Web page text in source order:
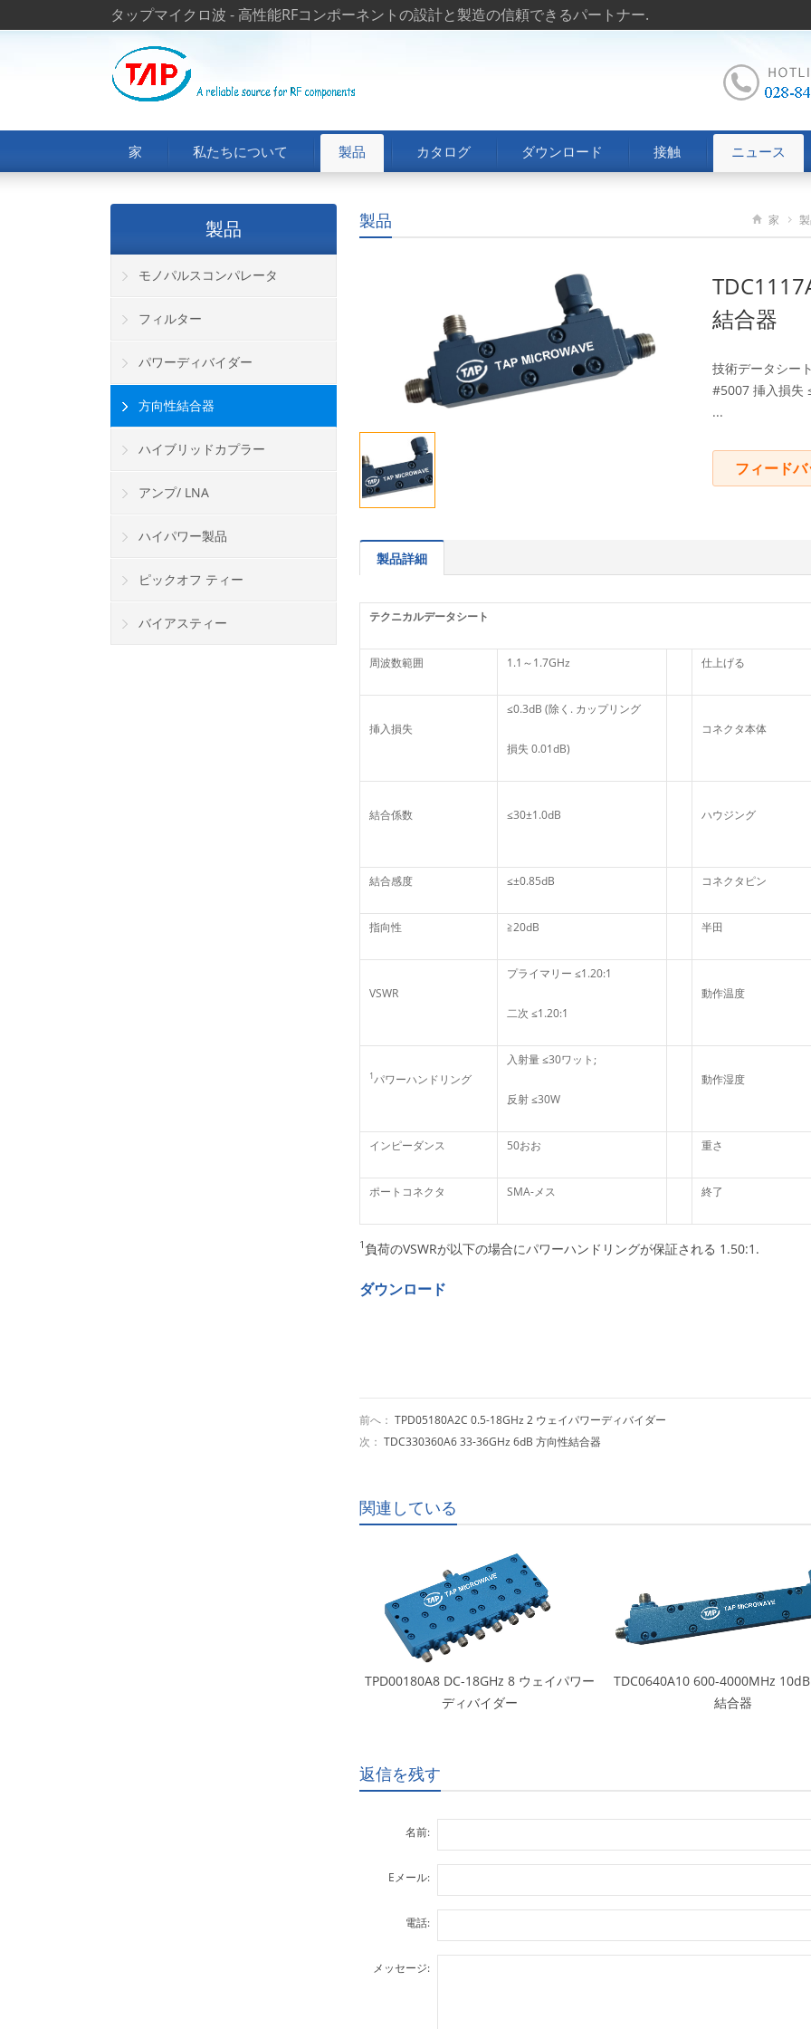
タップマイクロ波 - 高性能RFコンポーネントの設計と製造の信頼できるパートナー.
家 私たちについて 製品 カタログ ダウンロード 接触 ニュース
製品 家
結合器
技術データシー
#5007 挿入損失
...
フィード
製品詳細
テクニカルデータシート
周波数範囲 1.1～1.7GHz 仕上げる
挿入損失
≤0.3dB (除く. カップリング
損失 0.01dB)
コネクタ本体
結合係数 ≤30±1.0dB ハウジング
結合感度 ≤±0.85dB コネクタピン
指向性 ≧20dB 半田
VSWR
プライマリー ≤1.20:1
二次 ≤1.20:1
動作温度
1パワーハンドリング
入射量 ≤30ワット;
反射 ≤30W
動作湿度
インピーダンス 50おお 重さ
ポートコネクタ SMA-メス 終了
1 負荷のVSWRが以下の場合にパワーハンドリングが保証される 1.50:1.
ダウンロード
前へ： TPD05180A2C 0.5-18GHz 2 ウェイパワーディバイダー
次： TDC330360A6 33-36GHz 6dB 方向性結合器
関連している
TPD00180A8 DC-18GHz 8 ウェイパワー
ディバイダー
TDC0640A10 600-4000MHz
結合器
返信を残す
名前:
Eメール:
電話:
メッセージ:
製品
モノパルスコンパレータ
フィルター
パワーディバイダー
方向性結合器
ハイブリッドカプラー
アンプ/ LNA
ハイパワー製品
ピックオフ ティー
バイアスティー